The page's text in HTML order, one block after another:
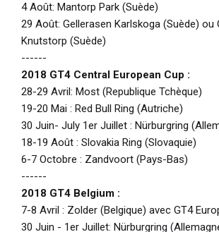
4 Août: Mantorp Park (Suède)
29 Août: Gellerasen Karlskoga (Suède) ou
Knutstorp (Suède)
------
2018 GT4 Central European Cup :
28-29 Avril: Most (Republique Tchèque)
19-20 Mai : Red Bull Ring (Autriche)
30 Juin- July 1er Juillet : Nürburgring
18-19 Août : Slovakia Ring (Slovaquie)
6-7 Octobre : Zandvoort (Pays-Bas)
------
2018 GT4 Belgium :
7-8 Avril : Zolder (Belgique) avec GT4
30 Juin - 1er Juillet: Nürburgring